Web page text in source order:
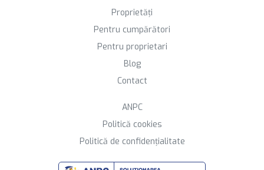
Proprietăți
Pentru cumpărători
Pentru proprietari
Blog
Contact
ANPC
Politică cookies
Politică de confidențialitate